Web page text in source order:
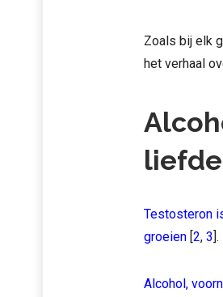
Zoals bij elk
het verhaal
Testosteron
groeien [2, 3].
Alcohol,